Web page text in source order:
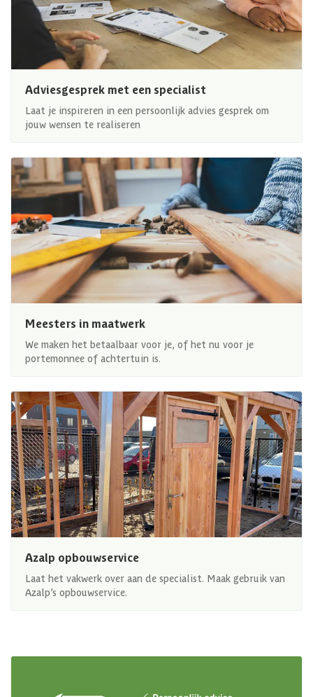
Adviesgesprek met een specialist
Laat je inspireren in een persoonlijk advies gesprek om
jouw wensen te realiseren
Meesters in maatwerk
We maken het betaalbaar voor je, of het nu voor je
portemonnee of achtertuin is.
Azalp opbouwservice
Laat het vakwerk over aan de specialist. Maak gebruik van
Azalp’s opbouwservice.